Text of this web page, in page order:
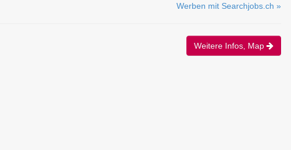
Werben mit Searchjobs.ch »
Weitere Infos, Map